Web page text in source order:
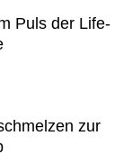
Puls der Life-
zur